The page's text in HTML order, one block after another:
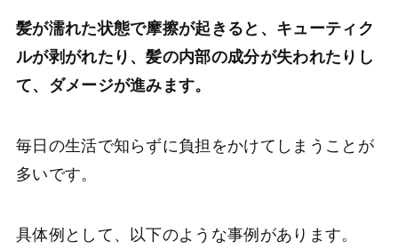
髪が濡れた状態で摩擦が起きると、キューティク
ルが剥がれたり、髪の内部の成分が失われたりし
て、ダメージが進みます。
毎日の生活で知らずに負担をかけてしまうことが
多いです。
具体例として、以下のような事例があります。